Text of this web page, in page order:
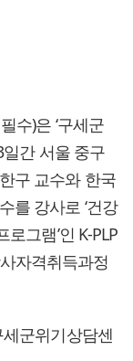
수)은 ‘구세군
일간 서울 중구
구 교수와 한국
를 강사로 ‘건강
그램’인 K-PLP
자격취득과정
군위기상담센